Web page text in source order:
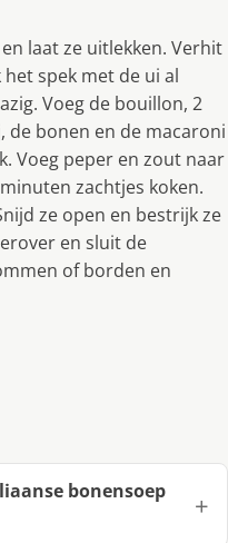
laat ze uitlekken. Verhit
spek met de ui al
Voeg de bouillon, 2
de bonen en de macaroni
Voeg peper en zout naar
zachtjes koken.
ze open en bestrijk ze
en sluit de
of borden en
bonensoep